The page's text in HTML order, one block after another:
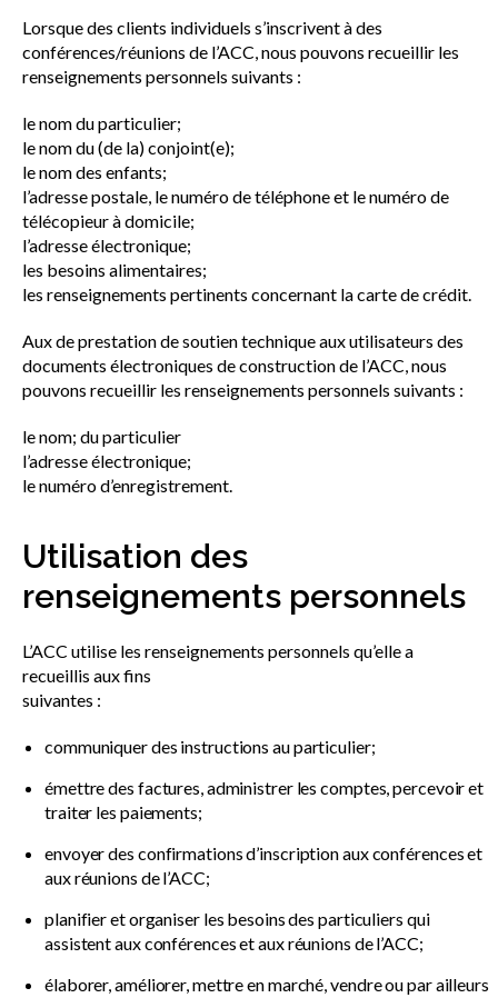
Lorsque des clients individuels s’inscrivent à des
conférences/réunions de l’ACC, nous pouvons recueillir les
renseignements personnels suivants :
le nom du particulier;
le nom du (de la) conjoint(e);
le nom des enfants;
l’adresse postale, le numéro de téléphone et le numéro de
télécopieur à domicile;
l’adresse électronique;
les besoins alimentaires;
les renseignements pertinents concernant la carte de crédit.
Aux de prestation de soutien technique aux utilisateurs des
documents électroniques de construction de l’ACC, nous
pouvons recueillir les renseignements personnels suivants :
le nom; du particulier
l’adresse électronique;
le numéro d’enregistrement.
Utilisation des
renseignements personnels
L’ACC utilise les renseignements personnels qu’elle a
recueillis aux fins
suivantes :
communiquer des instructions au particulier;
émettre des factures, administrer les comptes, percevoir et
traiter les paiements;
envoyer des confirmations d’inscription aux conférences et
aux réunions de l’ACC;
planifier et organiser les besoins des particuliers qui
assistent aux conférences et aux réunions de l’ACC;
élaborer, améliorer, mettre en marché, vendre ou par ailleurs